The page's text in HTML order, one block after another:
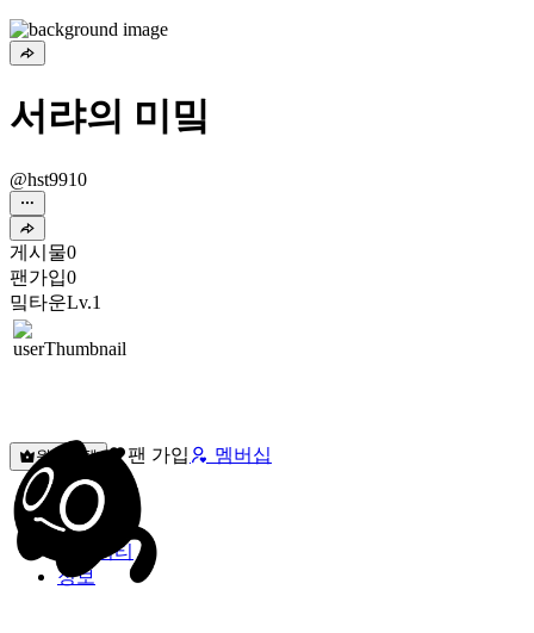
서랴의 미밐
@hst9910
게시물0
팬가입0
밐타운Lv.1
원픽선택 팬 가입 멤버십
밐타운
피드
커뮤니티
정보